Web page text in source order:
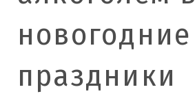
новогодние
праздники